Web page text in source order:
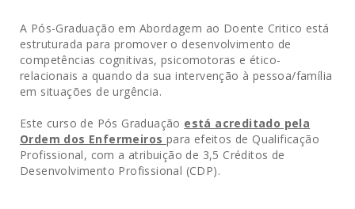
A Pós-Graduação em Abordagem ao Doente Critico está
estruturada para promover o desenvolvimento de
competências cognitivas, psicomotoras e ético-
relacionais a quando da sua intervenção à pessoa/família
em situações de urgência.
Este curso de Pós Graduação está acreditado pela
Ordem dos Enfermeiros para efeitos de Qualificação
Profissional, com a atribuição de 3,5 Créditos de
Desenvolvimento Profissional (CDP).